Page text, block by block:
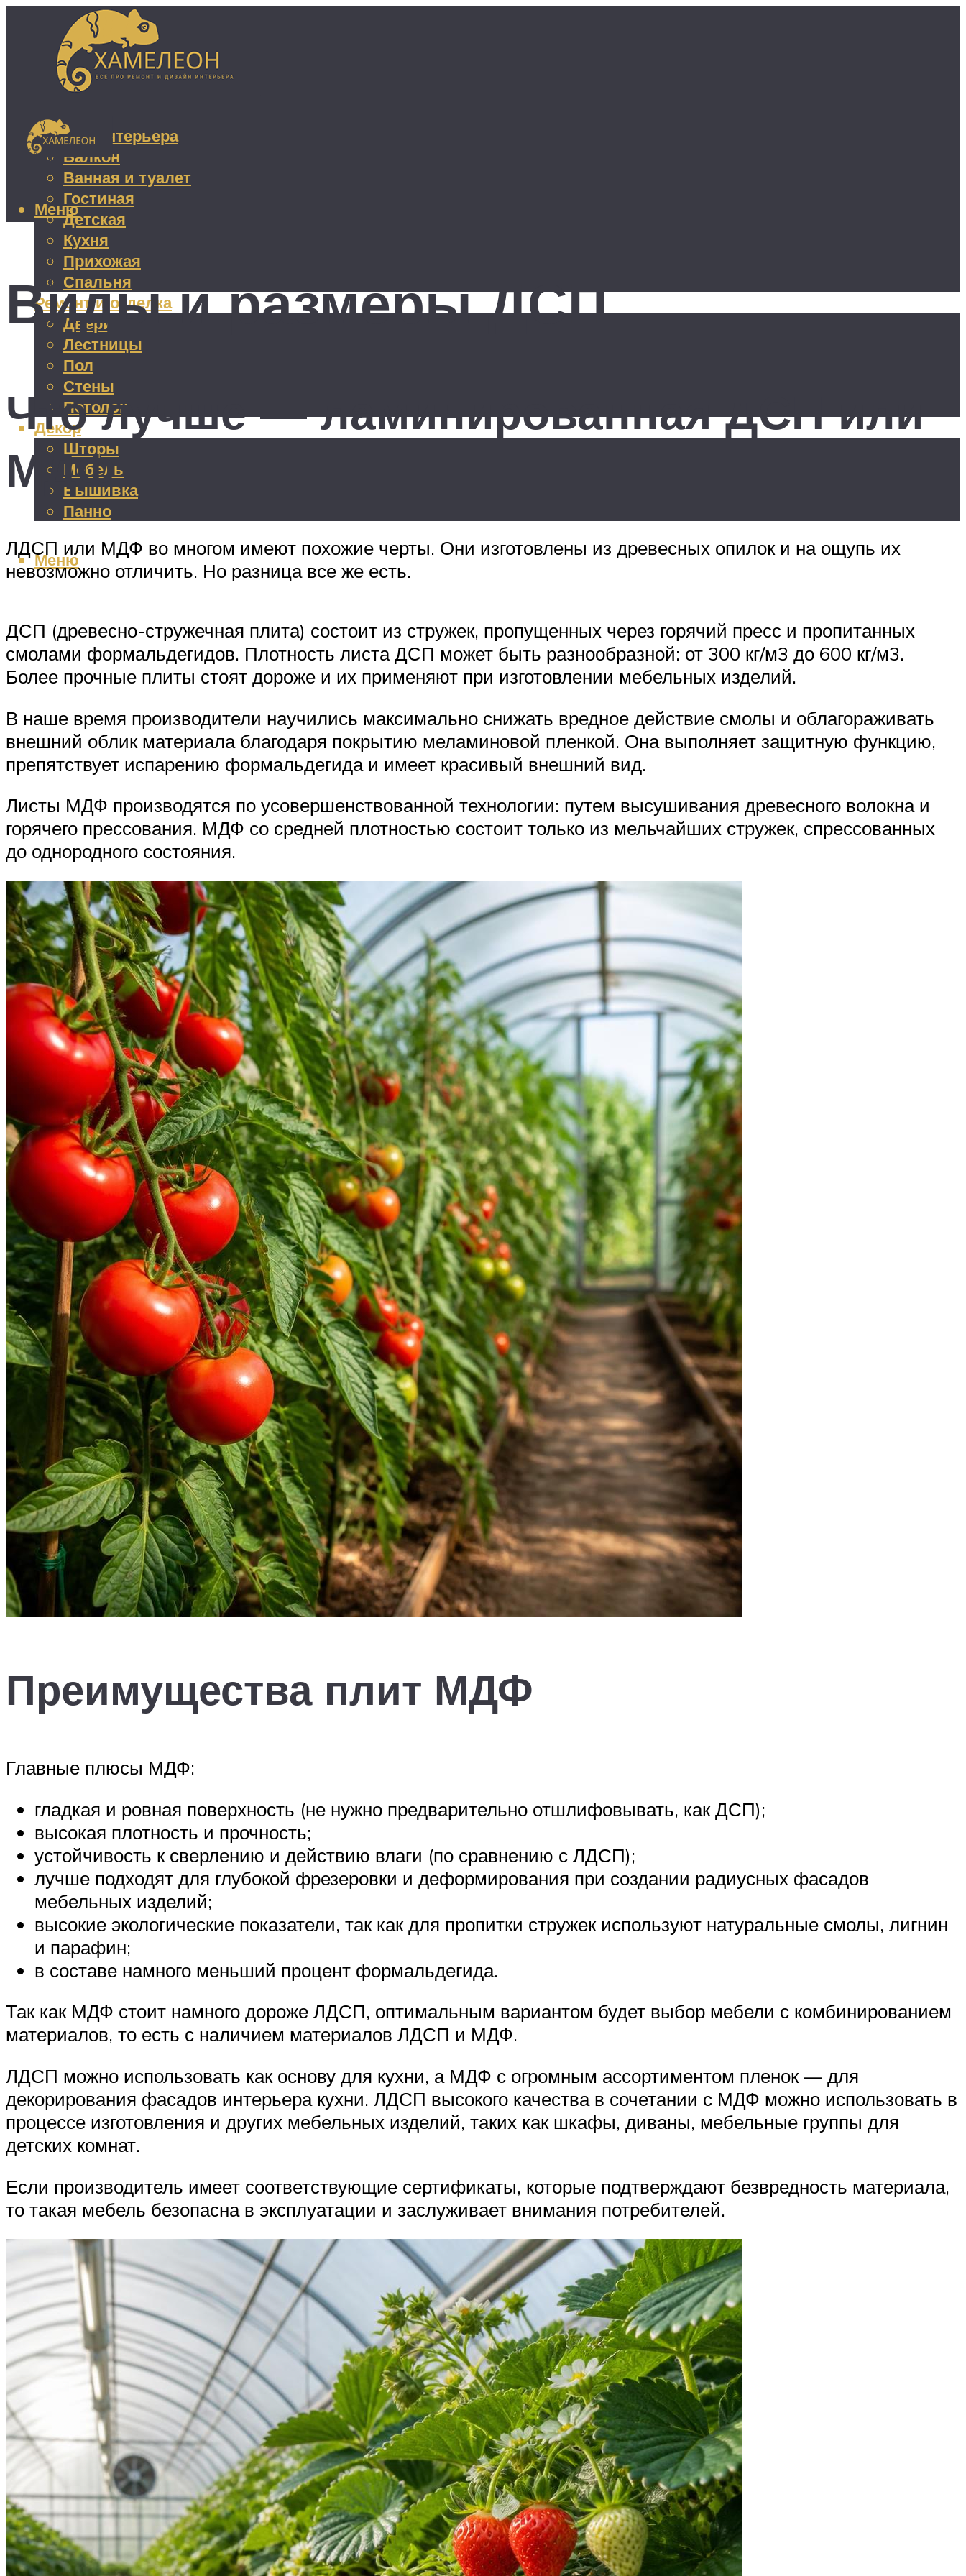
Дизайн интерьера
Балкон
Ванная и туалет
Гостиная
Детская
Кухня
Прихожая
Спальня
Ремонт и отделка
Двери
Лестницы
Пол
Стены
Потолок
Декор
Шторы
Мебель
Вышивка
Панно
Меню
Меню
Виды и размеры ДСП
Что лучше — ламинированная ДСП или
МДФ
ЛДСП или МДФ во многом имеют похожие черты. Они изготовлены из древесных опилок и на ощупь их
невозможно отличить. Но разница все же есть.
ДСП (древесно-стружечная плита) состоит из стружек, пропущенных через горячий пресс и пропитанных
смолами формальдегидов. Плотность листа ДСП может быть разнообразной: от 300 кг/м3 до 600 кг/м3.
Более прочные плиты стоят дороже и их применяют при изготовлении мебельных изделий.
В наше время производители научились максимально снижать вредное действие смолы и облагораживать
внешний облик материала благодаря покрытию меламиновой пленкой. Она выполняет защитную функцию,
препятствует испарению формальдегида и имеет красивый внешний вид.
Листы МДФ производятся по усовершенствованной технологии: путем высушивания древесного волокна и
горячего прессования. МДФ со средней плотностью состоит только из мельчайших стружек, спрессованных
до однородного состояния.
Преимущества плит МДФ
Главные плюсы МДФ:
гладкая и ровная поверхность (не нужно предварительно отшлифовывать, как ДСП);
высокая плотность и прочность;
устойчивость к сверлению и действию влаги (по сравнению с ЛДСП);
лучше подходят для глубокой фрезеровки и деформирования при создании радиусных фасадов
мебельных изделий;
высокие экологические показатели, так как для пропитки стружек используют натуральные смолы, лигнин
и парафин;
в составе намного меньший процент формальдегида.
Так как МДФ стоит намного дороже ЛДСП, оптимальным вариантом будет выбор мебели с комбинированием
материалов, то есть с наличием материалов ЛДСП и МДФ.
ЛДСП можно использовать как основу для кухни, а МДФ с огромным ассортиментом пленок — для
декорирования фасадов интерьера кухни. ЛДСП высокого качества в сочетании с МДФ можно использовать в
процессе изготовления и других мебельных изделий, таких как шкафы, диваны, мебельные группы для
детских комнат.
Если производитель имеет соответствующие сертификаты, которые подтверждают безвредность материала,
то такая мебель безопасна в эксплуатации и заслуживает внимания потребителей.